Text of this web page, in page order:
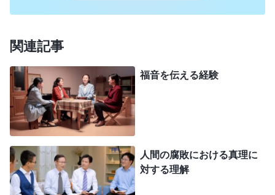
深夜2時3時だったので、そんなに早起きするとな
自分に言い聞かせたの。自分の体調を心配して、テ
レサを神の前に連れてこられないのは、間違ってい
ると。この御言葉を思い出したわ。「
に属している。肉体の中には途方もない願望があ
り、肉体は己のことだけを考え、快適さと娯楽を享
受することを望み、怠慢と無為にふけるので、ある
程度まで肉体を満足させると、あなたは最後には肉
体に食べ尽くされてしまう
関連記事
福音を伝える経験
人間の腐敗における真理に
対する理解